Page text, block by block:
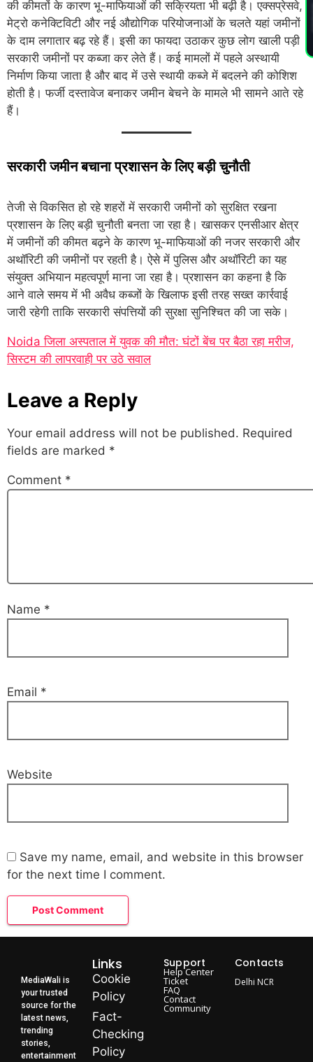
की कीमतों के कारण भू-माफियाओं की सक्रियता भी बढ़ी है। एक्सप्रेसवे,
मेट्रो कनेक्टिविटी और नई औद्योगिक परियोजनाओं के चलते यहां जमीनों
के दाम लगातार बढ़ रहे हैं। इसी का फायदा उठाकर कुछ लोग खाली पड़ी
सरकारी जमीनों पर कब्जा कर लेते हैं। कई मामलों में पहले अस्थायी
निर्माण किया जाता है और बाद में उसे स्थायी कब्जे में बदलने की कोशिश
होती है। फर्जी दस्तावेज बनाकर जमीन बेचने के मामले भी सामने आते रहे
हैं।
सरकारी जमीन बचाना प्रशासन के लिए बड़ी चुनौती
तेजी से विकसित हो रहे शहरों में सरकारी जमीनों को सुरक्षित रखना
प्रशासन के लिए बड़ी चुनौती बनता जा रहा है। खासकर एनसीआर क्षेत्र
में जमीनों की कीमत बढ़ने के कारण भू-माफियाओं की नजर सरकारी और
अथॉरिटी की जमीनों पर रहती है। ऐसे में पुलिस और अथॉरिटी का यह
संयुक्त अभियान महत्वपूर्ण माना जा रहा है। प्रशासन का कहना है कि
आने वाले समय में भी अवैध कब्जों के खिलाफ इसी तरह सख्त कार्रवाई
जारी रहेगी ताकि सरकारी संपत्तियों की सुरक्षा सुनिश्चित की जा सके।
Noida जिला अस्पताल में युवक की मौत: घंटों बेंच पर बैठा रहा मरीज,
सिस्टम की लापरवाही पर उठे सवाल
Leave a Reply
Your email address will not be published. Required
fields are marked *
Comment *
Name *
Email *
Website
Save my name, email, and website in this browser
for the next time I comment.
MediaWali is
your trusted
source for the
latest news,
trending
stories,
entertainment
Links
Cookie
Policy
Fact-
Checking
Policy
Support
Help Center
Ticket
FAQ
Contact
Community
Contacts
Delhi NCR